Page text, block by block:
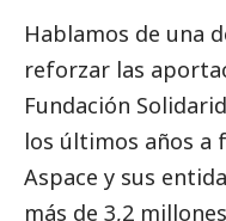
Hablamos de una
reforzar las
Fundación
los últimos años a
Aspace y sus
más de 3,2